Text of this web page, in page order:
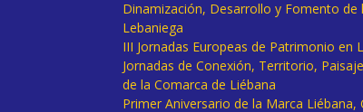
Dinamización, Desarrollo y Fomento de
Lebaniega
III Jornadas Europeas de Patrimonio en
Jornadas de Conexión, Territorio,
de la Comarca de Liébana
Primer Aniversario de la Marca Liébana,